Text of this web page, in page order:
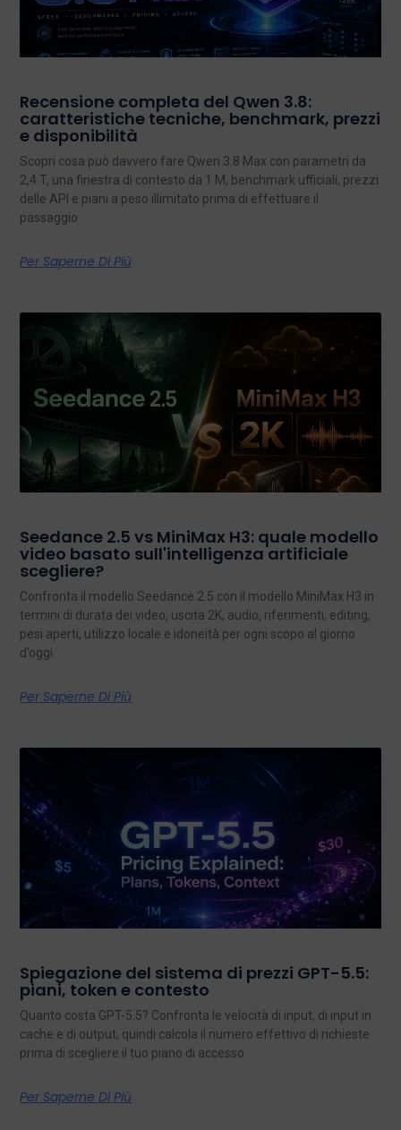
Recensione completa del Qwen 3.8:
caratteristiche tecniche, benchmark, prezzi
e disponibilità
Scopri cosa può davvero fare Qwen 3.8 Max con parametri da
2,4 T, una finestra di contesto da 1 M, benchmark ufficiali, prezzi
delle API e piani a peso illimitato prima di effettuare il
passaggio.
Per Saperne Di Più
Seedance 2.5 vs MiniMax H3: quale modello
video basato sull'intelligenza artificiale
scegliere?
Confronta il modello Seedance 2.5 con il modello MiniMax H3 in
termini di durata dei video, uscita 2K, audio, riferimenti, editing,
pesi aperti, utilizzo locale e idoneità per ogni scopo al giorno
d’oggi.
Per Saperne Di Più
Spiegazione del sistema di prezzi GPT-5.5:
piani, token e contesto
Quanto costa GPT-5.5? Confronta le velocità di input, di input in
cache e di output, quindi calcola il numero effettivo di richieste
prima di scegliere il tuo piano di accesso.
Per Saperne Di Più